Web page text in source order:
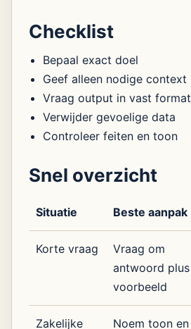
Checklist
Bepaal exact doel
Geef alleen nodige context
Vraag output in vast format
Verwijder gevoelige data
Controleer feiten en toon
Snel overzicht
Situatie Beste aanpak
Korte vraag
Vraag om
antwoord plus
voorbeeld
Zakelijke
Noem toon en